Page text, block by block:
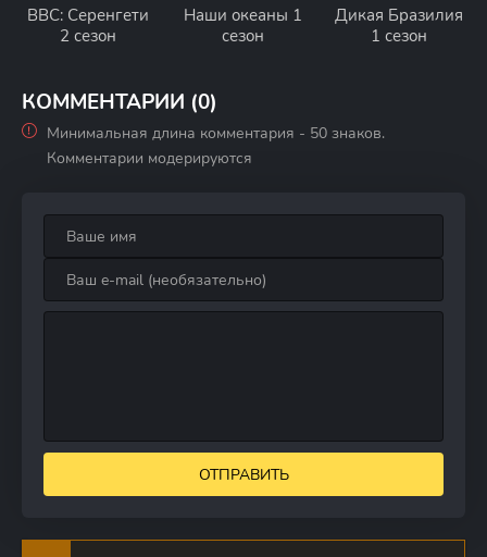
BBC: Серенгети
2 сезон
Наши океаны 1
сезон
Дикая Бразилия
1 сезон
КОММЕНТАРИИ (0)
Минимальная длина комментария - 50 знаков.
Комментарии модерируются
ОТПРАВИТЬ